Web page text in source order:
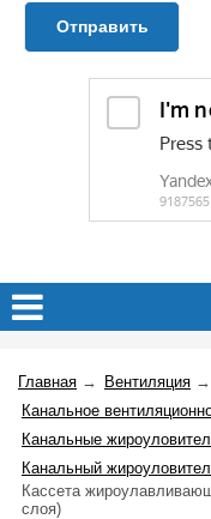
Отправить
Главная → Вентиляция →
Канальное
Канальные
Канальный
Кассета
слоя)